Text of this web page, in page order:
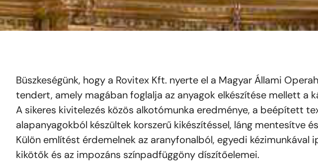
Büszkeségünk, hogy a Rovitex Kft. nyerte el a Magyar Állami
tendert, amely magában foglalja az anyagok elkészítése mellett a
A sikeres kivitelezés közös alkotómunka eredménye, a beépített
alapanyagokból készültek korszerű kikészítéssel, láng mentesítve
Külön említést érdemelnek az aranyfonalból, egyedi kézimunkával
kikötők és az impozáns színpadfüggöny díszítőelemei.